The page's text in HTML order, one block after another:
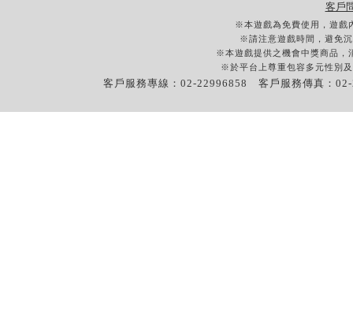
客戶
※本遊戲為免費使用，遊戲
※請注意遊戲時間，避免
※本遊戲提供之機會中獎商品，
※於平台上尊重包容多元性別
客戶服務專線：02-22996858 客戶服務傳真：